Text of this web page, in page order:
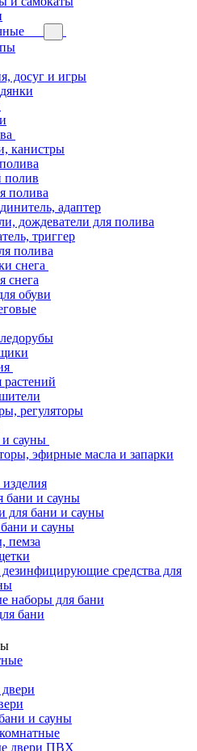
досуг и игры
канистры
полив
полива
адаптер
дождеватели для полива
триггер
полива
снега
снега
обуви
растений
регуляторы
сауны
эфирные масла и запарки
бани и сауны
для бани и сауны
и сауны
пемза
средства для
наборы для бани
бани
и сауны
двери ПВХ